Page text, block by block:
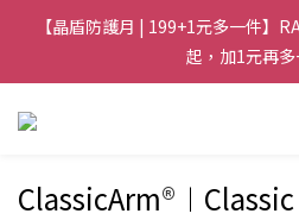
【晶盾防護月 | 199+1元多一件】
起，加1元再多
ClassicArm®